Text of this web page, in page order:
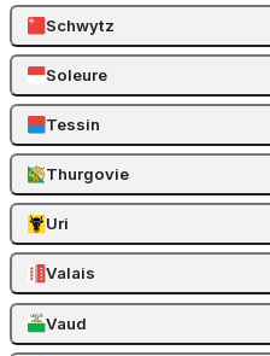
Schwytz
Soleure
Tessin
Thurgovie
Uri
Valais
Vaud